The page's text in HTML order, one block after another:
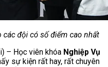
các đội có số điểm cao nhất
– Học viên khóa Nghiệp Vụ
sự kiện rất hay, rất chuyên